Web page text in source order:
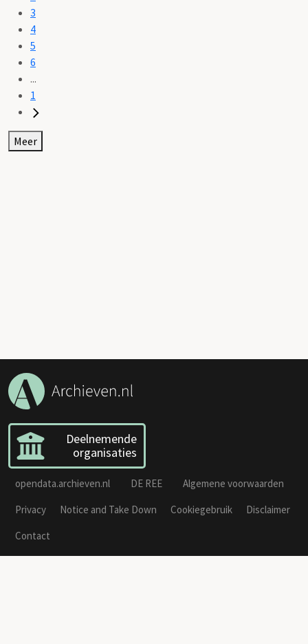
3
4
5
6
...
1
Meer
Deelnemende
organisaties
opendata.archieven.nl DE REE
Algemene voorwaarden
Privacy
Notice and Take Down Cookiegebruik
Disclaimer
Contact